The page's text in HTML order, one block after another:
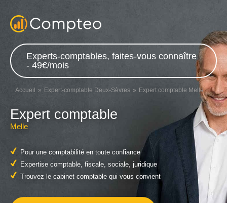
Experts-comptables, faites-vous connaître
- 49€/mois
Accueil Expert-comptable Deux-Sèvres Expert comptable Melle
Expert comptable
Melle
Pour une comptabilité en toute confiance
Expertise comptable, fiscale, sociale, juridique
Trouvez le cabinet comptable qui vous convient